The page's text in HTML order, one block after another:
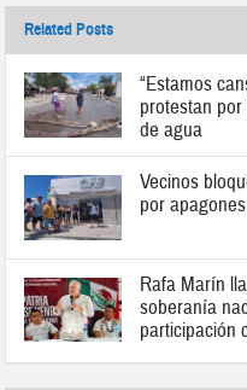
Related Posts
“Estamos
protestan
de agua
Vecinos
por
Rafa Marín
soberanía
participación